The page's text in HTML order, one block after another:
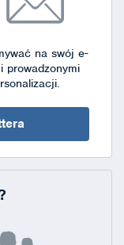
na swój e-
prowadzonymi